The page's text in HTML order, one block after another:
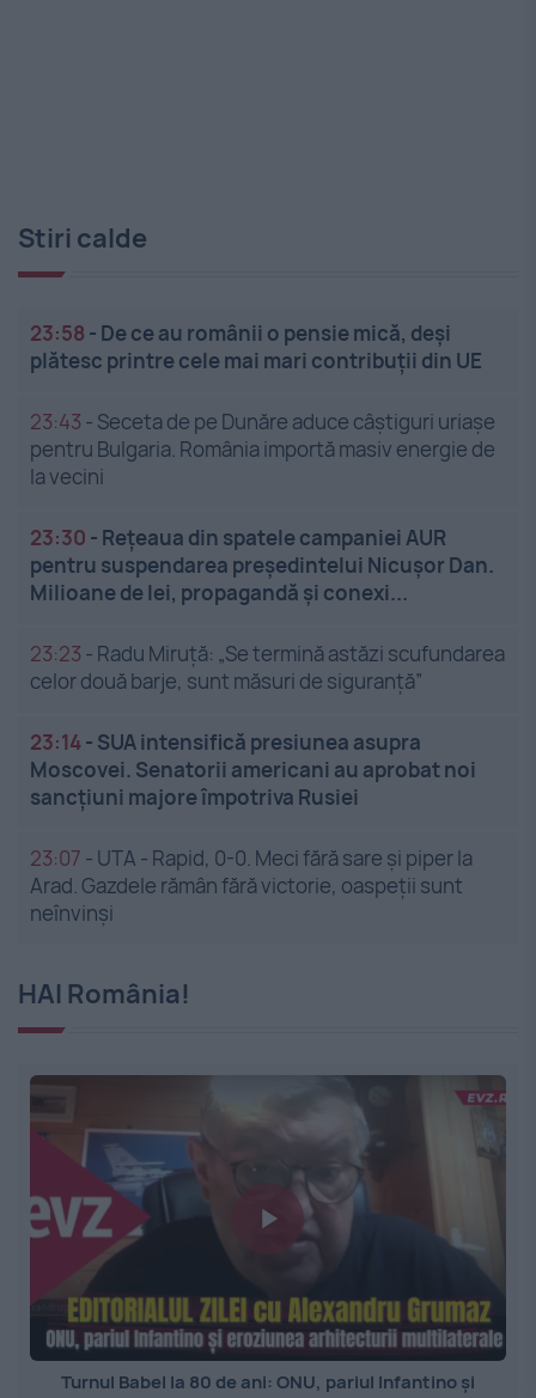
Stiri calde
23:58 - De ce au românii o pensie mică, deși
plătesc printre cele mai mari contribuții din UE
23:43 - Seceta de pe Dunăre aduce câștiguri uriașe
pentru Bulgaria. România importă masiv energie de
la vecini
23:30 - Rețeaua din spatele campaniei AUR
pentru suspendarea președintelui Nicușor Dan.
Milioane de lei, propagandă și conexi...
23:23 - Radu Miruță: „Se termină astăzi scufundarea
celor două barje, sunt măsuri de siguranţă”
23:14- SUA intensifică presiunea asupra
Moscovei. Senatorii americani au aprobat noi
sancțiuni majore împotriva Rusiei
23:07 - UTA - Rapid, 0-0. Meci fără sare și piper la
Arad. Gazdele rămân fără victorie, oaspeții sunt
neînvinși
HAI România!
Turnul Babel la 80 de ani: ONU, pariul Infantino și